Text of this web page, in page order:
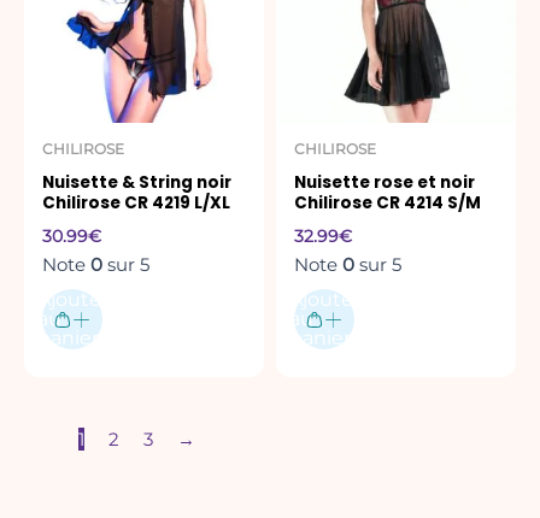
CHILIROSE
Nuisette & String noir
Chilirose CR 4219 L/XL
30.99€
Note 0 sur 5
Ajouter
au
panier
CHILIROSE
Nuisette rose et noir
Chilirose CR 4214 S/M
32.99€
Note 0 sur 5
Ajouter
au
panier
1 2 3 →